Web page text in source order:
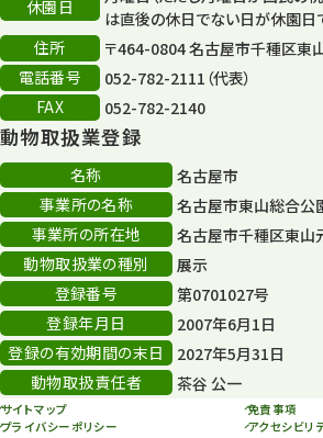
森のとこやさん
再生
再生フォーラム
80周年
その他
その他イベント
スカイタワー
年末年始のイベント
秋まつり
休園日
は直後の休日でない日が休園日
住所
〒464-0804 名古屋市千種区東
電話番号
052-782-2111（代表）
FAX
052-782-2140
動物取扱業登録
名称
名古屋市
事業所の名称
名古屋市東山総合公
事業所の所在地
名古屋市千種区東山
動物取扱業の種別
展示
登録番号
第0701027号
登録年月日
2007年6月1日
登録の有効期間の末日
2027年5月31日
動物取扱責任者
茶谷 公一
サイトマップ
免責事項
プライバシーポリシー
アクセシビリ